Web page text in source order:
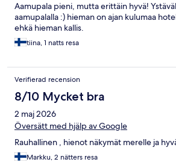
Aamupala pieni, mutta erittäin hyvä!
aamupalalla :) hieman on ajan kulumaa
ehkä hieman kallis.
tiina, 1 natts resa
Verifierad recension
8/10 Mycket bra
2 maj 2026
Översätt med hjälp av Google
Rauhallinen , hienot näkymät merelle ja
Markku, 2 nätters resa